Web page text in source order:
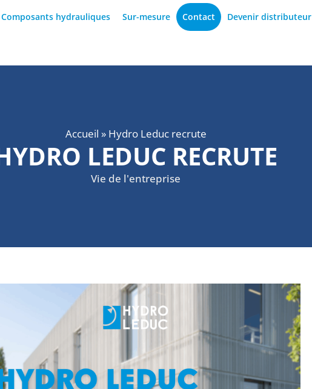
Composants hydrauliques Sur-mesure Contact Devenir distributeur
Accueil » Hydro Leduc recrute
LEDUC RECRUTE
Vie de l'entreprise